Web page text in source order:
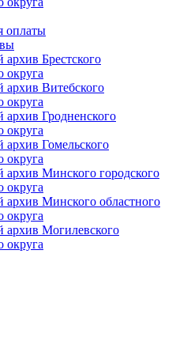
оплаты
Брестского
округа
архив Витебского
округа
Гродненского
округа
Гомельского
округа
архив Минского городского
округа
архив Минского областного
округа
архив Могилевского
округа